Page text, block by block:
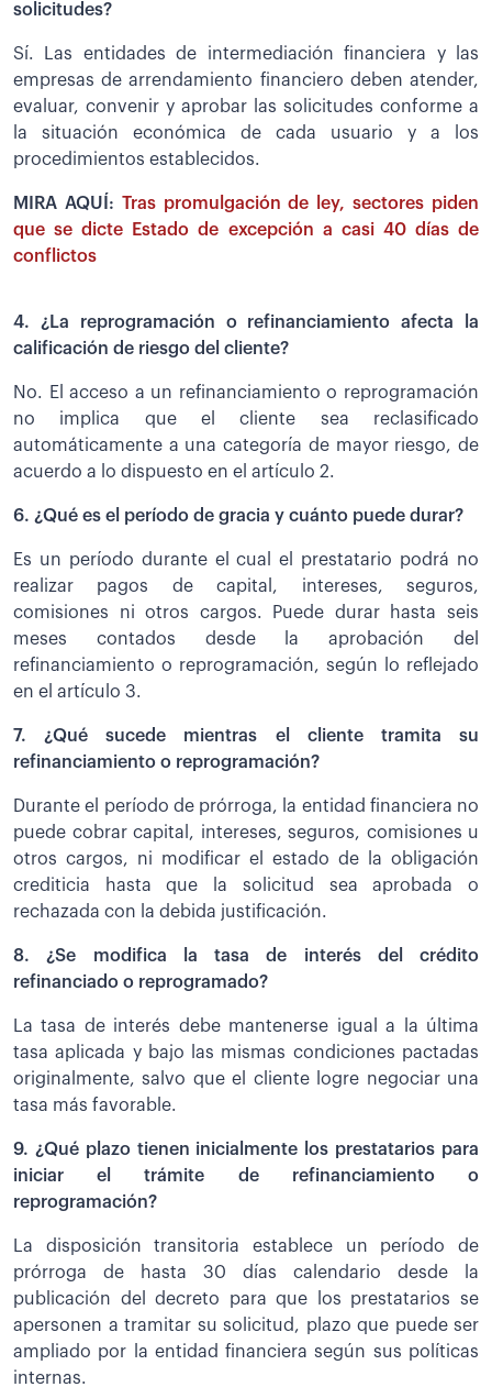
solicitudes?
Sí. Las entidades de intermediación financiera y las
empresas de arrendamiento financiero deben atender,
evaluar, convenir y aprobar las solicitudes conforme a
la situación económica de cada usuario y a los
procedimientos establecidos.
MIRA AQUÍ: Tras promulgación de ley, sectores piden
que se dicte Estado de excepción a casi 40 días de
conflictos
4. ¿La reprogramación o refinanciamiento afecta la
calificación de riesgo del cliente?
No. El acceso a un refinanciamiento o reprogramación
no implica que el cliente sea reclasificado
automáticamente a una categoría de mayor riesgo, de
acuerdo a lo dispuesto en el artículo 2.
6. ¿Qué es el período de gracia y cuánto puede durar?
Es un período durante el cual el prestatario podrá no
realizar pagos de capital, intereses, seguros,
comisiones ni otros cargos. Puede durar hasta seis
meses contados desde la aprobación del
refinanciamiento o reprogramación, según lo reflejado
en el artículo 3.
7. ¿Qué sucede mientras el cliente tramita su
refinanciamiento o reprogramación?
Durante el período de prórroga, la entidad financiera no
puede cobrar capital, intereses, seguros, comisiones u
otros cargos, ni modificar el estado de la obligación
crediticia hasta que la solicitud sea aprobada o
rechazada con la debida justificación.
8. ¿Se modifica la tasa de interés del crédito
refinanciado o reprogramado?
La tasa de interés debe mantenerse igual a la última
tasa aplicada y bajo las mismas condiciones pactadas
originalmente, salvo que el cliente logre negociar una
tasa más favorable.
9. ¿Qué plazo tienen inicialmente los prestatarios para
iniciar el trámite de refinanciamiento o
reprogramación?
La disposición transitoria establece un período de
prórroga de hasta 30 días calendario desde la
publicación del decreto para que los prestatarios se
apersonen a tramitar su solicitud, plazo que puede ser
ampliado por la entidad financiera según sus políticas
internas.